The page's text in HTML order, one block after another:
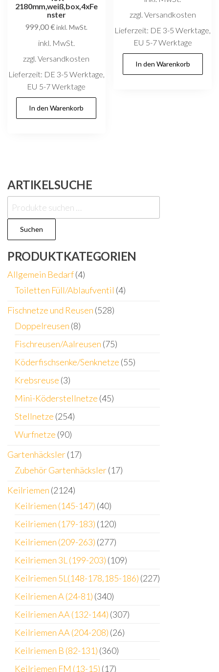
2180mm,weiß,box,4xFe
nster
999,00€inkl. MwSt.
inkl. MwSt.
zzgl. Versandkosten
Lieferzeit: DE 3-5 Werktage,
EU 5-7 Werktage
In den Warenkorb
zzgl. Versandkosten
Lieferzeit: DE 3-5 Werktage,
EU 5-7 Werktage
In den Warenkorb
ARTIKELSUCHE
Suchen
nach:
Suchen
PRODUKTKATEGORIEN
Allgemein Bedarf(4)
Toiletten Füll/Ablaufventil (4)
Fischnetze und Reusen (528)
Doppelreusen (8)
Fischreusen/Aalreusen (75)
Köderfischsenke/Senknetze (55)
Krebsreuse (3)
Mini-Köderstellnetze (45)
Stellnetze (254)
Wurfnetze (90)
Gartenhäcksler(17)
Zubehör Gartenhäcksler(17)
Keilriemen (2124)
Keilriemen (145-147) (40)
Keilriemen (179-183) (120)
Keilriemen (209-263) (277)
Keilriemen 3L (199-203) (109)
Keilriemen 5L(148-178,185-186) (227)
Keilriemen A (24-81) (340)
Keilriemen AA (132-144) (307)
Keilriemen AA (204-208) (26)
Keilriemen B (82-131) (360)
Keilriemen FM (13-15) (17)